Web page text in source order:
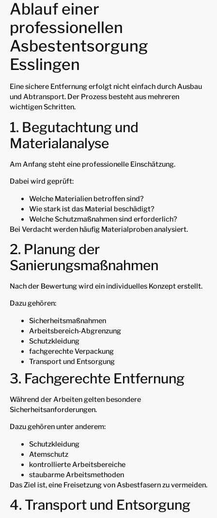
Ablauf einer
professionellen
Asbestentsorgung
Esslingen
Eine sichere Entfernung erfolgt nicht einfach durch Ausbau
und Abtransport. Der Prozess besteht aus mehreren
wichtigen Schritten.
1. Begutachtung und
Materialanalyse
Am Anfang steht eine professionelle Einschätzung.
Dabei wird geprüft:
Welche Materialien betroffen sind?
Wie stark ist das Material beschädigt?
Welche Schutzmaßnahmen sind erforderlich?
Bei Verdacht werden häufig Materialproben analysiert.
2. Planung der
Sanierungsmaßnahmen
Nach der Bewertung wird ein individuelles Konzept erstellt.
Dazu gehören:
Sicherheitsmaßnahmen
Arbeitsbereich-Abgrenzung
Schutzkleidung
fachgerechte Verpackung
Transport und Entsorgung
3. Fachgerechte Entfernung
Während der Arbeiten gelten besondere
Sicherheitsanforderungen.
Dazu gehören unter anderem:
Schutzkleidung
Atemschutz
kontrollierte Arbeitsbereiche
staubarme Arbeitsmethoden
Das Ziel ist, eine Freisetzung von Asbestfasern zu vermeiden.
4. Transport und Entsorgung